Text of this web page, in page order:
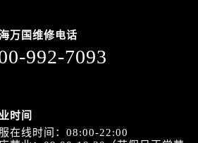
海万国维修电话
992-7093
时间
在线时间：08:00-22:00